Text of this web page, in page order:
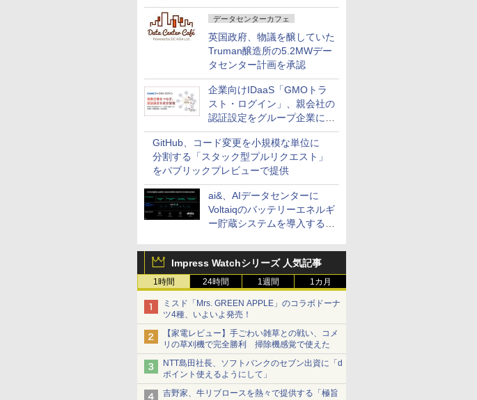
データセンターカフェ
英国政府、物議を醸していた
Truman醸造所の5.2MWデー
タセンター計画を承認
企業向けIDaaS「GMOトラ
スト・ログイン」、親会社の
認証設定をグループ企業に展
開できる新機能を提供
GitHub、コード変更を小規模な単位に
分割する「スタック型プルリクエスト」
をパブリックプレビューで提供
ai&、AIデータセンターに
Voltaiqのバッテリーエネルギ
ー貯蔵システムを導入する計
Impress Watchシリーズ 人気記事
1時間 24時間 1週間 1カ月
ミスド「Mrs. GREEN APPLE」のコラボドーナ
ツ4種、いよいよ発売！
【家電レビュー】手ごわい雑草との戦い、コメ
リの草刈機で完全勝利 掃除機感覚で使えた
NTT島田社長、ソフトバンクのセブン出資に「d
ポイント使えるようにして」
吉野家、牛リブロースを熱々で提供する「極旨